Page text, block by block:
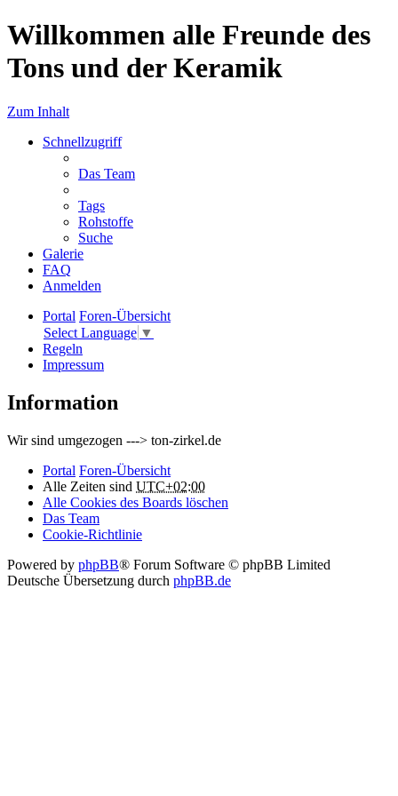
Willkommen alle Freunde des
Tons und der Keramik
Zum Inhalt
Schnellzugriff
Das Team
Tags
Rohstoffe
Suche
Galerie
FAQ
Anmelden
Portal Foren-Übersicht
Select Language ▼
Regeln
Impressum
Information
Wir sind umgezogen ---> ton-zirkel.de
Portal Foren-Übersicht
Alle Zeiten sind UTC+02:00
Alle Cookies des Boards löschen
Das Team
Cookie-Richtlinie
Powered by phpBB® Forum Software © phpBB Limited
Deutsche Übersetzung durch phpBB.de